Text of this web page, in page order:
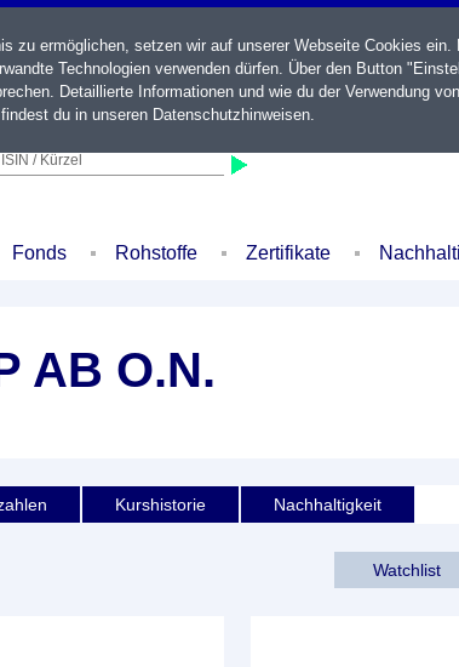
/ Kürzel
Fonds Rohstoffe Zertifikate
AB O.N.
Kurshistorie Nachhaltigkeit
Watchlist
zu ermöglichen, setzen wir auf unserer Webseite Cookies
Technologien verwenden dürfen. Über den Button
Detaillierte Informationen und wie du der Verwendung
du in unseren Datenschutzhinweisen.